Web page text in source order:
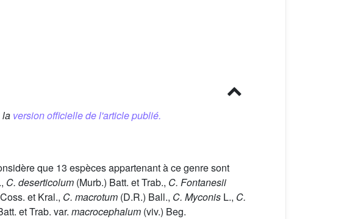
la version officielle de l'article publié.
que 13 espèces appartenant à ce genre sont
C. deserticolum (Murb.) Batt. et Trab., C. Fontanesii
Coss. et Kral., C. macrotum (D.R.) Ball., C. Myconis L., C.
et Trab. var. macrocephalum (viv.) Beg.